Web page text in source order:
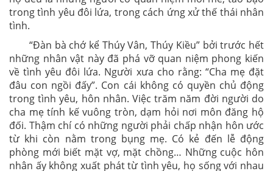
trong tình yêu đôi lứa, trong cách ứng xử thế thái nhân
tình.
“Đàn bà chớ kể Thúy Vân, Thúy Kiều” bởi trước hết
những nhân vật này đã phá vỡ quan niệm phong kiến
về tình yêu đôi lứa. Người xưa cho rằng: “Cha mẹ đặt
đâu con ngồi đấy”. Con cái không có quyền chủ động
trong tình yêu, hôn nhân. Việc trăm năm đời người do
cha mẹ tính kế vuông tròn, dạm hỏi nơi môn đăng hộ
đối. Thậm chí có những người phải chấp nhận hôn ước
từ khi còn nằm trong bụng mẹ. Có kẻ đến lễ động
phòng mới biết mặt vợ, mặt chồng… Những cuộc hôn
nhân ấy không xuất phát từ tình yêu, họ sống với nhau